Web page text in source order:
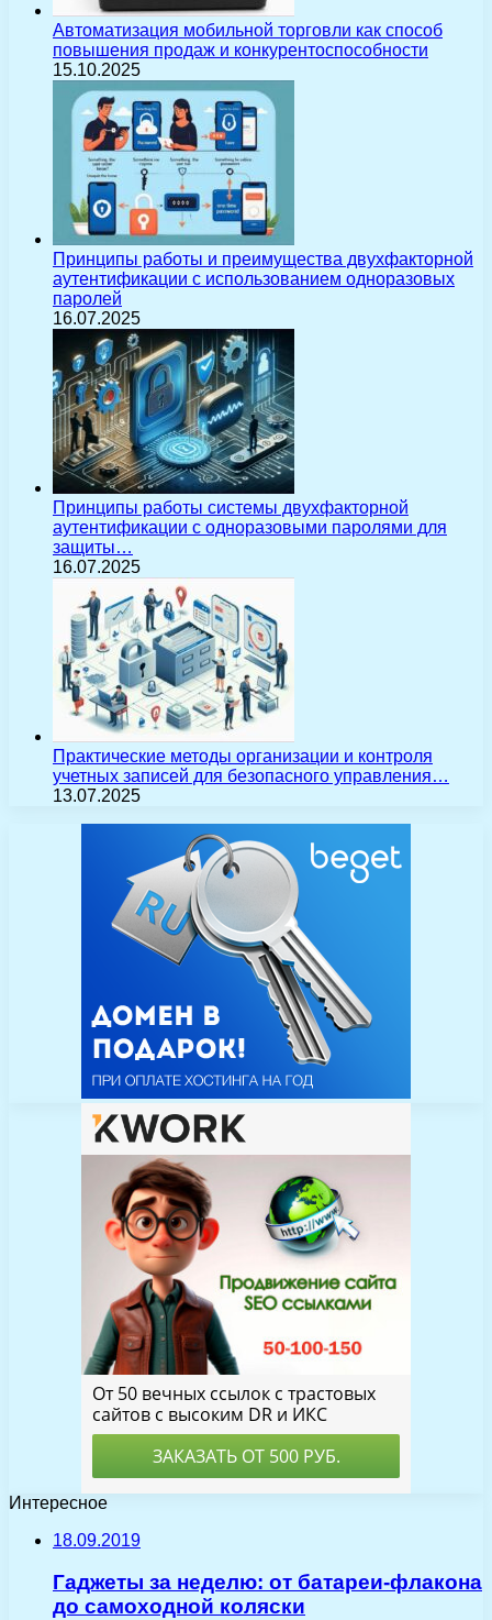
Автоматизация мобильной торговли как способ
повышения продаж и конкурентоспособности
15.10.2025
Принципы работы и преимущества двухфакторной
аутентификации с использованием одноразовых
паролей
16.07.2025
Принципы работы системы двухфакторной
аутентификации с одноразовыми паролями для
защиты…
16.07.2025
Практические методы организации и контроля
учетных записей для безопасного управления…
13.07.2025
Интересное
18.09.2019
Гаджеты за неделю: от батареи-флакона
до самоходной коляски